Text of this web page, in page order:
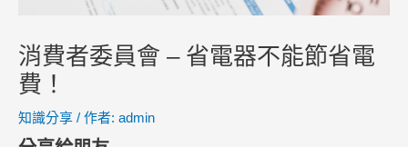
消費者委員會 – 省電器不能節省電
費！
知識分享 / 作者: admin